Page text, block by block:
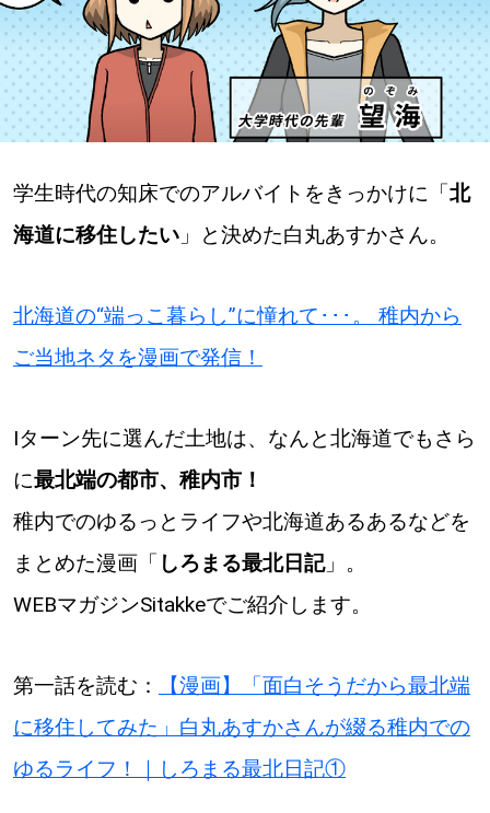
all
札幌
道南
道央
【いろんな価値観や生き方に触れたい】
Sitakke編集部 IKU 【まったり楽しみたい】
【暮らしの知恵を身につけたい】 札幌市
【札幌のお気に入りを見つけたい】
【道央のお気に入りを見つけたい】
【道北のお気に入りを見つけたい】
学生時代の知床でのアルバイトをきっかけに「北
海道に移住したい」と決めた白丸あすかさん。
北海道の“端っこ暮らし”に憧れて･･･。 稚内から
ご当地ネタを漫画で発信！
Iターン先に選んだ土地は、なんと北海道でもさら
に最北端の都市、稚内市！
稚内でのゆるっとライフや北海道あるあるなどを
まとめた漫画「 しろまる最北日記」。
WEBマガジンSitakkeでご紹介します。
第一話を読む：
【漫画】「面白そうだから最北端
に移住してみた」白丸あすかさんが綴る稚内での
ゆるライフ！｜しろまる最北日記①